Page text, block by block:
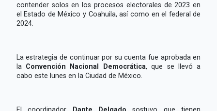
contender solos en los procesos electorales de 2023 en
el Estado de México y Coahuila, así como en el federal de
2024.
La estrategia de continuar por su cuenta fue aprobada en
la Convención Nacional Democrática, que se llevó a
cabo este lunes en la Ciudad de México.
El coordinador Dante Delgado sostuvo que tienen